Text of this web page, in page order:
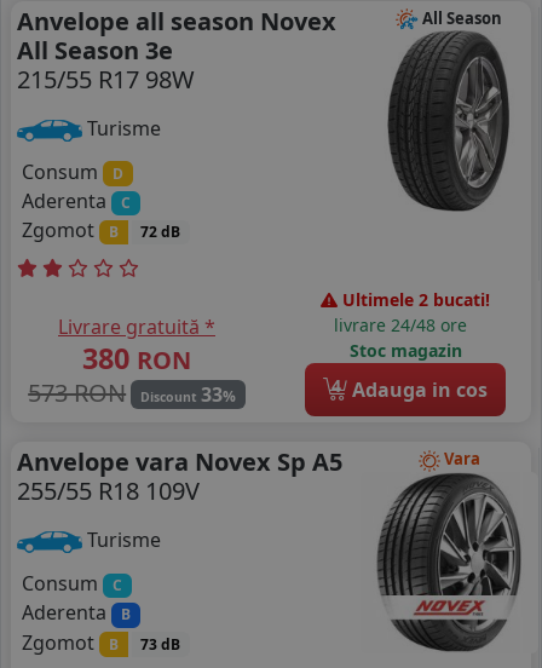
All Season
Anvelope all season Novex
All Season 3e
215/55 R17 98W
Turisme
Consum
D
Aderenta C
Zgomot B 72 dB
Livrare gratuită *
380 RON
573 RON
Discount 33%
Ultimele 2 bucati!
livrare 24/48 ore
Stoc magazin
4 Adauga in cos
Vara
Anvelope vara Novex Sp A5
255/55 R18 109V
Turisme
Consum
C
Aderenta B
Zgomot B 73 dB